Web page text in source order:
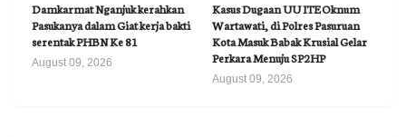
Damkarmat Nganjuk kerahkan
Pasukanya dalam Giat kerja bakti
serentak PHBN Ke 81
August 09, 2026
Kasus Dugaan UU ITE Oknum
Wartawati, di Polres Pasuruan
Kota Masuk Babak Krusial Gelar
Perkara Menuju SP2HP
August 09, 2026